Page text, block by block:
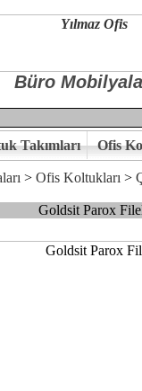
Büro
önem
ettiğiniz özgün
verelim.
Büro Mobilya
Takımları Ofis
> Ofis Koltukları >
Goldsit Parox